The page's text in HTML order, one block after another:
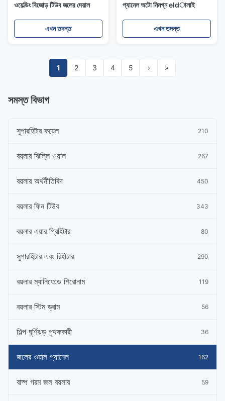
ওয়েল্ডিং বিজোড় টিউব জলের দেয়াল
এখন তদন্ত
প্যানেল অটো নিমগ্ন eldালাই
এখন তদন্ত
1 2 3 4 5 › »
সমস্ত বিভাগ
সুপারহিটার কয়েল 210
বয়লার ঝিল্লি ওয়াল 267
বয়লার অর্থনীতিবিদ 450
বয়লার ফিন টিউব 343
বয়লার এয়ার প্রিহিটার 80
সুপারহিটার এবং রিহীটার 290
বয়লার ম্যানিফোল্ড শিরোনাম 119
বয়লার স্টিম ড্রাম 56
শিল্প ঘূর্ণিঝড় পৃথককারী 36
জলের ওয়াল প্যানেল 162
বাষ্প গরম জল বয়লার 59